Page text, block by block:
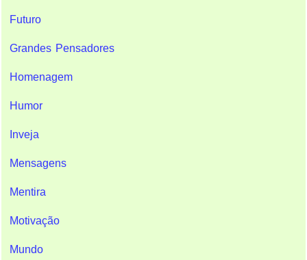
Futuro
Grandes Pensadores
Homenagem
Humor
Inveja
Mensagens
Mentira
Motivação
Mundo